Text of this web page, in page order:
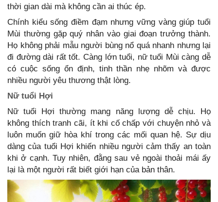
thời gian dài mà không cần ai thúc ép.
Chính kiểu sống điềm đạm nhưng vững vàng giúp tuổi
Mùi thường gặp quý nhân vào giai đoạn trưởng thành.
Họ không phải mẫu người bùng nổ quá nhanh nhưng lại
đi đường dài rất tốt. Càng lớn tuổi, nữ tuổi Mùi càng dễ
có cuộc sống ổn định, tinh thần nhẹ nhõm và được
nhiều người yêu thương thật lòng.
Nữ tuổi Hợi
Nữ tuổi Hợi thường mang năng lượng dễ chịu. Họ
không thích tranh cãi, ít khi cố chấp với chuyện nhỏ và
luôn muốn giữ hòa khí trong các mối quan hệ. Sự dịu
dàng của tuổi Hợi khiến nhiều người cảm thấy an toàn
khi ở cạnh. Tuy nhiên, đằng sau vẻ ngoài thoải mái ấy
lại là một người rất biết giới hạn của bản thân.